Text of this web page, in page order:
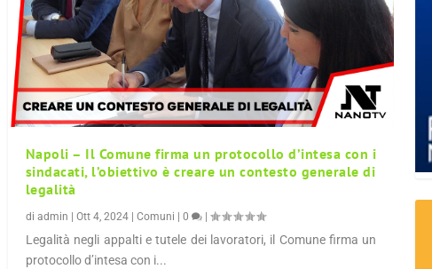
Napoli – Il Comune firma un protocollo d’intesa con i
sindacati, l’obiettivo è creare un contesto generale di
legalità
di admin Ott 4, 2024| Comuni 0 |
Legalità negli appalti e tutele dei lavoratori, il Comune firma un
protocollo d’intesa con i...